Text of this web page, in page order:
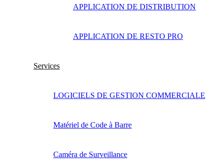
APPLICATION DE DISTRIBUTION
APPLICATION DE RESTO PRO
Services
LOGICIELS DE GESTION COMMERCIALE
Matériel de Code à Barre
Caméra de Surveillance